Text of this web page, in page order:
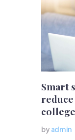
Smart
college
byadmin